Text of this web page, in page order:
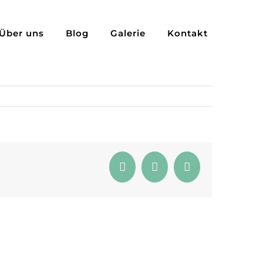
uns Blog Galerie Kontakt
FacebookPinterest
E-
Mail